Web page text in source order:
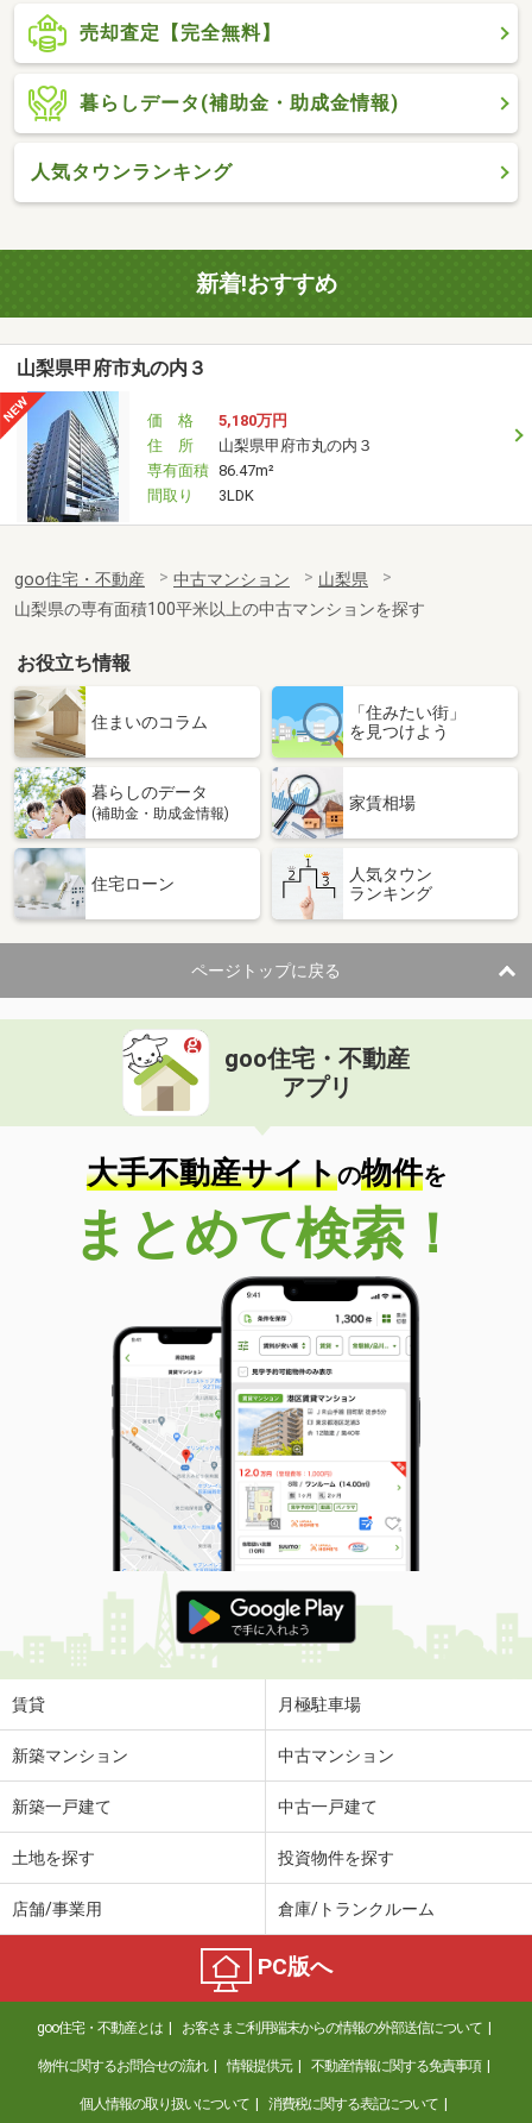
売却査定【完全無料】
暮らしデータ(補助金・助成金情報)
人気タウンランキング
新着!おすすめ
山梨県甲府市丸の内３
価 格
5,180万円
住 所
山梨県甲府市丸の内３
専有面積 86.47m²
間取り
3LDK
goo住宅・不動産 中古マンション
山梨県
山梨県の専有面積100平米以上の中古マンションを探す
お役立ち情報
住まいのコラム
「住みたい街」
を見つけよう
暮らしのデータ
(補助金・助成金情報)
家賃相場
住宅ローン
人気タウン
ランキング
ページトップに戻る
goo住宅・不動産
アプリ
大手不動産サイトの物件を
まとめて検索！
賃貸 月極駐車場
新築マンション 中古マンション
新築一戸建て 中古一戸建て
土地を探す 投資物件を探す
店舗/事業用 倉庫/トランクルーム
PC版へ
goo住宅・不動産とは お客さまご利用端末からの情報の外部送信について
物件に関するお問合せの流れ 情報提供元 不動産情報に関する免責事項
個人情報の取り扱いについて 消費税に関する表記について